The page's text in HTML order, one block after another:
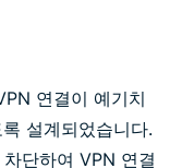
연결이 예기치
설계되었습니다.
단하여 VPN 연결